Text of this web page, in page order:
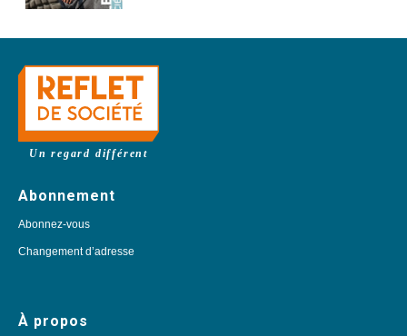
Un regard différent
Abonnement
Abonnez-vous
Changement d’adresse
À propos